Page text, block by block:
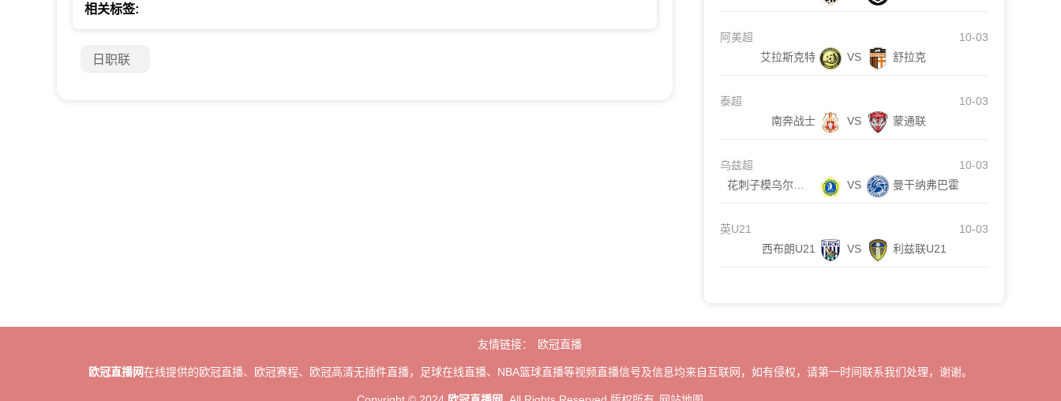
相关标签:
日职联
阿美超
10-03
艾拉斯克特
VS 舒拉克
泰超
10-03
南奔战士
VS 蒙通联
乌兹超
10-03
VS 曼干纳弗巴霍
英U21
10-03
西布朗U21
VS 利兹联U21
友情链接： 欧冠直播
欧冠直播网在线提供的欧冠直播、欧冠赛程、欧冠高清无插件直播，足球在线直播、NBA篮球直播等视频直播信号及信息均来自互联网，如有侵权，请第一时间联系我们处理，谢谢。